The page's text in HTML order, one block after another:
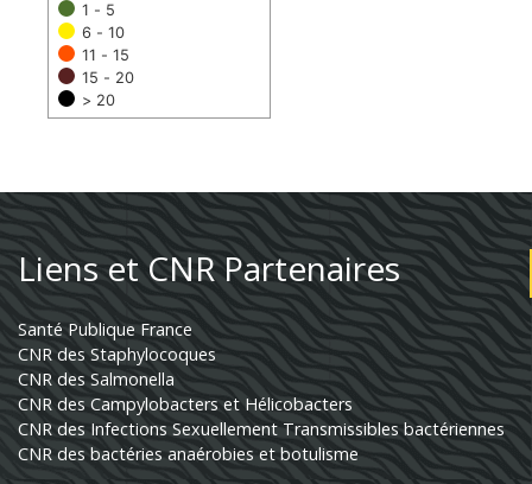
1 - 5
6 - 10
11 - 15
15 - 20
> 20
Liens et CNR Partenaires
Santé Publique France
CNR des Staphylocoques
CNR des Salmonella
CNR des Campylobacters et Hélicobacters
CNR des Infections Sexuellement Transmissibles bactériennes
CNR des bactéries anaérobies et botulisme